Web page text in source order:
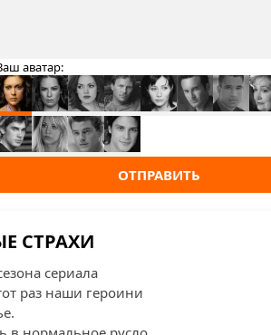
аватар:
ОТПРАВИТЬ
СТРАХИ
сериала
раз наши героини